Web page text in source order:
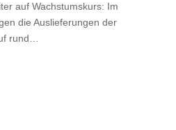
auf Wachstumskurs: Im
die Auslieferungen der
rund…